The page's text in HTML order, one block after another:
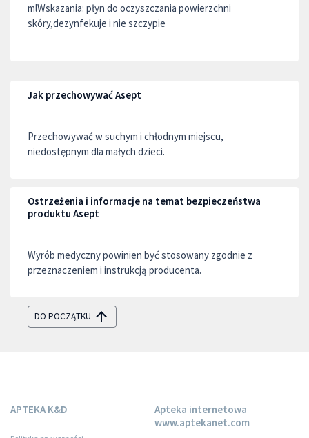
mlWskazania: płyn do oczyszczania powierzchni
skóry,dezynfekuje i nie szczypie
Jak przechowywać Asept
Przechowywać w suchym i chłodnym miejscu,
niedostępnym dla małych dzieci.
Ostrzeżenia i informacje na temat bezpieczeństwa
produktu Asept
Wyrób medyczny powinien być stosowany zgodnie z
przeznaczeniem i instrukcją producenta.
DO POCZĄTKU
APTEKA K&D
Apteka internetowa
www.aptekanet.com